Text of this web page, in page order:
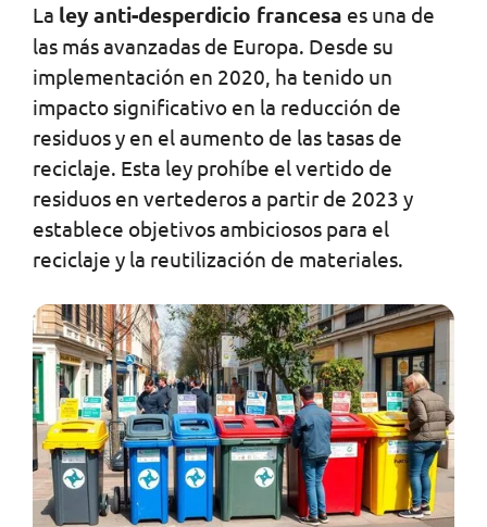
La ley anti-desperdicio francesa es una de
las más avanzadas de Europa. Desde su
implementación en 2020, ha tenido un
impacto significativo en la reducción de
residuos y en el aumento de las tasas de
reciclaje. Esta ley prohíbe el vertido de
residuos en vertederos a partir de 2023 y
establece objetivos ambiciosos para el
reciclaje y la reutilización de materiales.